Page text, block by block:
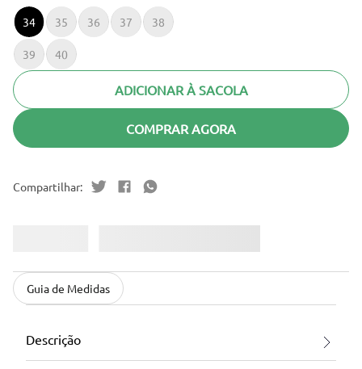
34 35 36 37 38
39 40
ADICIONAR À SACOLA
COMPRAR AGORA
Guia de Medidas
Descrição